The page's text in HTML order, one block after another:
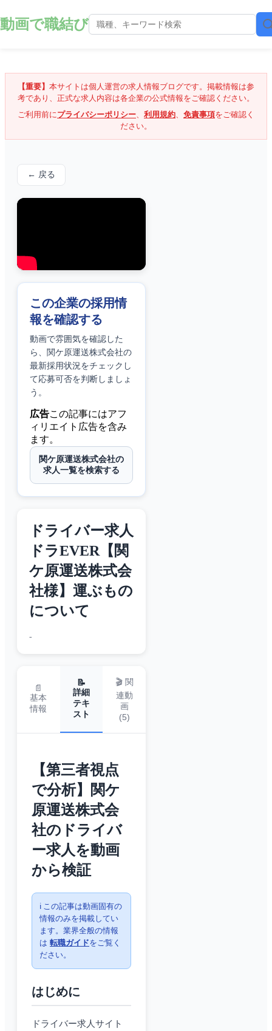
動画で職結び
【重要】 本サイトは個人運営の求人情報ブログです。掲載情報は参
考であり、正式な求人内容は各企業の公式情報をご確認ください。
ご利用前にプライバシーポリシー、 利用規約、 免責事項をご確認く
ださい。
← 戻る
この企業の採用情
報を確認する
動画で雰囲気を確認した
ら、 関ケ原運送株式会社の
最新採用状況をチェックし
て応募可否を判断しましょ
う。
広告この記事にはアフ
ィリエイト広告を含み
ます。
関ケ原運送株式会社の
求人一覧を検索する
ドライバー求人
ドラEVER【関
ケ原運送株式会
社様】運ぶもの
について
-
📄
基本
情報
📝
詳細
テキ
スト
🎬 関
連動
画
(5)
【第三者視点
で分析】関ケ
原運送株式会
社のドライバ
ー求人を動画
から検証
ℹ️ この記事は動画固有の
情報のみを掲載してい
ます。業界全般の情報
は 転職ガイドをご覧く
ださい。
はじめに
ドライバー求人サイト